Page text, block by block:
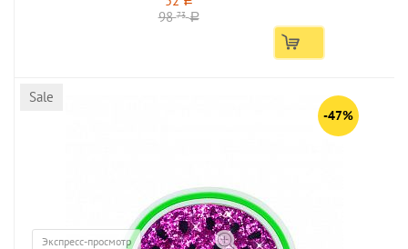
9873 a
Sale
-47%
Экспресс-просмотр